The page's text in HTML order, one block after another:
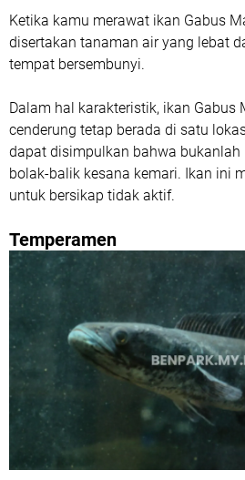
Ketika kamu merawat ikan Gabus
disertakan tanaman air yang lebat
tempat bersembunyi.
Dalam hal karakteristik, ikan Gabus
cenderung tetap berada di satu
dapat disimpulkan bahwa bukanlah
bolak-balik kesana kemari. Ikan ini
untuk bersikap tidak aktif.
Temperamen